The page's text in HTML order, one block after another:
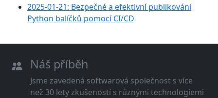
2025-01-21: Bezpečné a efektivní publikování
Python balíčků pomocí CI/CD
Náš příběh
Jsme zavedená softwarová společnost s více
než 30 lety zkušeností s různými technologiemi